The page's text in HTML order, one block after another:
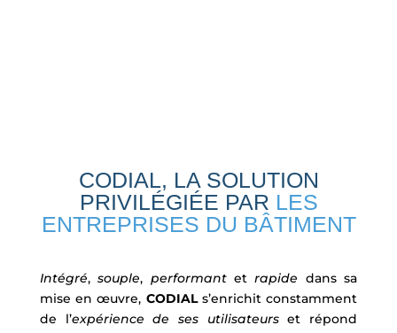
CODIAL, LA SOLUTION
PRIVILÉGIÉE PAR LES
ENTREPRISES DU BÂTIMENT
Intégré,souple, performantetrapide dans sa
mise en œuvre, CODIALs’enrichit constamment
de l’expérience de ses utilisateurset répond